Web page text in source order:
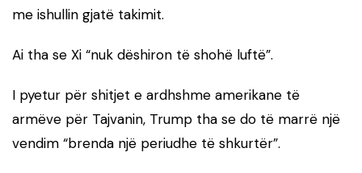
me ishullin gjatë takimit.
Ai tha se Xi “nuk dëshiron të shohë luftë”.
I pyetur për shitjet e ardhshme amerikane të
armëve për Tajvanin, Trump tha se do të marrë një
vendim “brenda një periudhe të shkurtër”.